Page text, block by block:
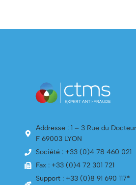
Addresse : 1 – 3 Rue du
F 69003 LYON
Société : +33 (0)4 78 460 021
Fax : +33 (0)4 72 301 721
Support : +33 (0)8 91 690 117*